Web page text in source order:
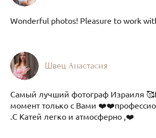
Wonderful photos! Pleasure to work
Швец Анастасия
Самый лучший фотограф Израиля
момент только с Вами
.С Катей легко и атмосферно ,❤️